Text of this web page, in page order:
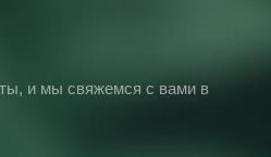
и мы свяжемся с вами в